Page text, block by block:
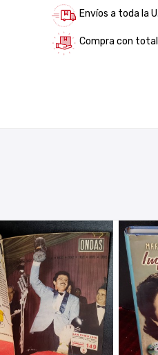
Envíos a toda la
Compra con